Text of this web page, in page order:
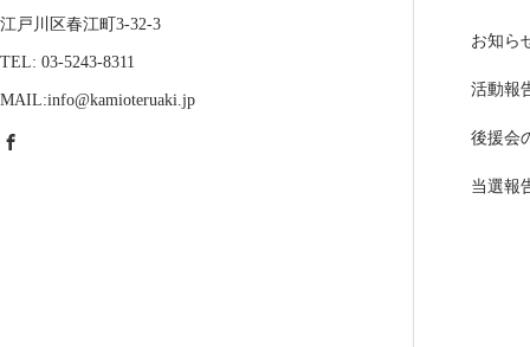
江戸川区春江町3-32-3
TEL: 03-5243-8311
MAIL:info@kamioteruaki.jp
お知ら
活動報
後援会
当選報